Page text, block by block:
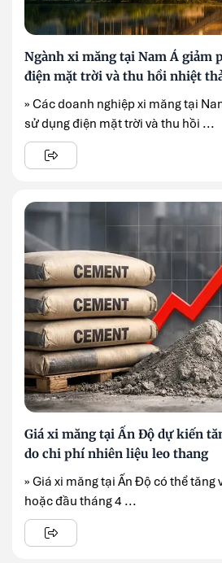
Ngành xi măng tại Nam Á giảm
điện mặt trời và thu hồi nhiệt
» Các doanh nghiệp xi măng tại
sử dụng điện mặt trời và thu hồi ...
Giá xi măng tại Ấn Độ dự kiến
do chi phí nhiên liệu leo thang
» Giá xi măng tại Ấn Độ có thể tăng
hoặc đầu tháng 4 ...